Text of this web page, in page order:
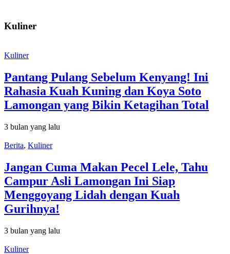
Kuliner
Kuliner
Pantang Pulang Sebelum Kenyang! Ini
Rahasia Kuah Kuning dan Koya Soto
Lamongan yang Bikin Ketagihan Total
3 bulan yang lalu
Berita, Kuliner
Jangan Cuma Makan Pecel Lele, Tahu
Campur Asli Lamongan Ini Siap
Menggoyang Lidah dengan Kuah
Gurihnya!
3 bulan yang lalu
Kuliner